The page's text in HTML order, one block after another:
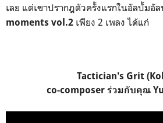
เลย แต่เขาปรากฎตัวครั้งแรกในอัลบั้มอั
moments vol.2 เพียง 2 เพลง ได้แก่
Tactician's Grit
co-composer ร่วมกับคุณ